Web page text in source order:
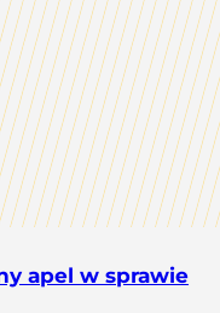
apel w sprawie